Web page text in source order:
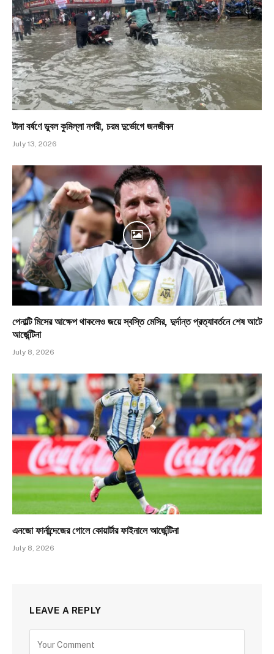
টানা বর্ষণে ডুবল কুমিল্লা নগরী, চরম দুর্ভোগে জনজীবন
July 13, 2026
পেনাল্টি মিসের আক্ষেপ থাকলেও জয়ে স্বস্তি মেসির, দুর্দান্ত প্রত্যাবর্তনে শেষ আটে
আর্জেন্টিনা
July 8, 2026
এনজো ফার্নান্দেজের গোলে কোয়ার্টার ফাইনালে আর্জেন্টিনা
July 8, 2026
LEAVE A REPLY